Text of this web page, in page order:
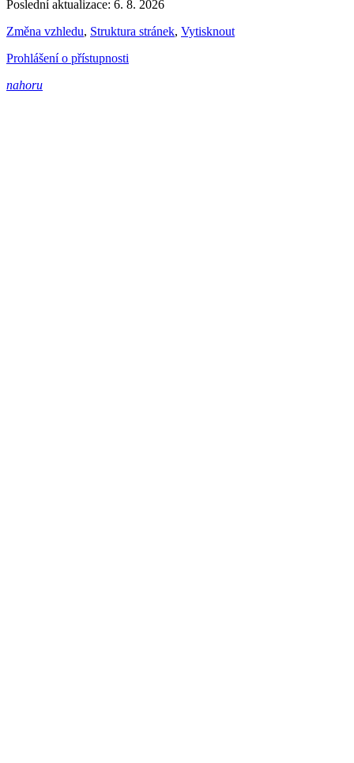
Poslední aktualizace: 6. 8. 2026
Změna vzhledu, Struktura stránek, Vytisknout
Prohlášení o přístupnosti
nahoru